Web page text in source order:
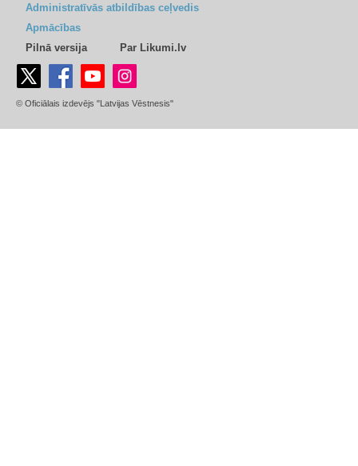
Administratīvās atbildības ceļvedis
Apmācības
Pilnā versija
Par Likumi.lv
© Oficiālais izdevējs "Latvijas Vēstnesis"